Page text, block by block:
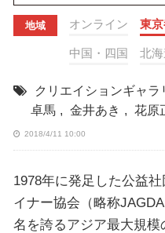
地域 オンライン 東
中国・四国 北
クリエイションギャラ
卓馬 , 金井あき , 花原
2018/4/11 10:00
1978年に発足した公益
イナー協会（略称
名を誇るアジア最大規